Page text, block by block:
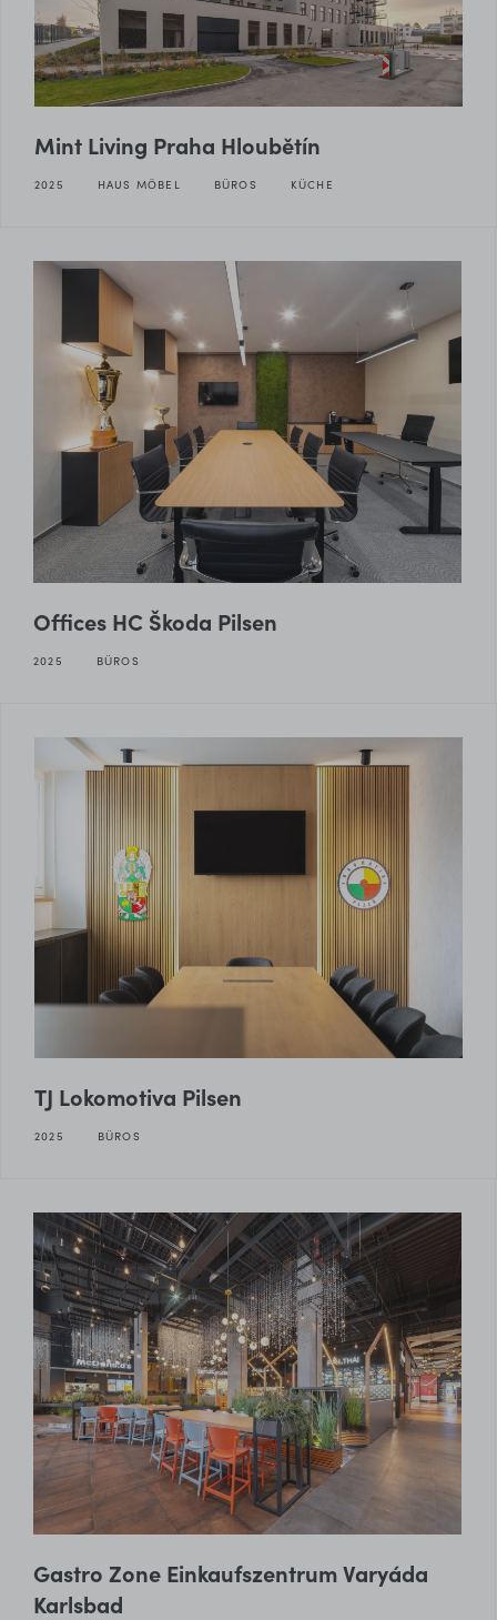
Mint Living Praha Hloubětín
2025 HAUS MÖBEL BÜROS KÜCHE
Offices HC Škoda Pilsen
2025 BÜROS
TJ Lokomotiva Pilsen
2025 BÜROS
Gastro Zone Einkaufszentrum Varyáda
Karlsbad